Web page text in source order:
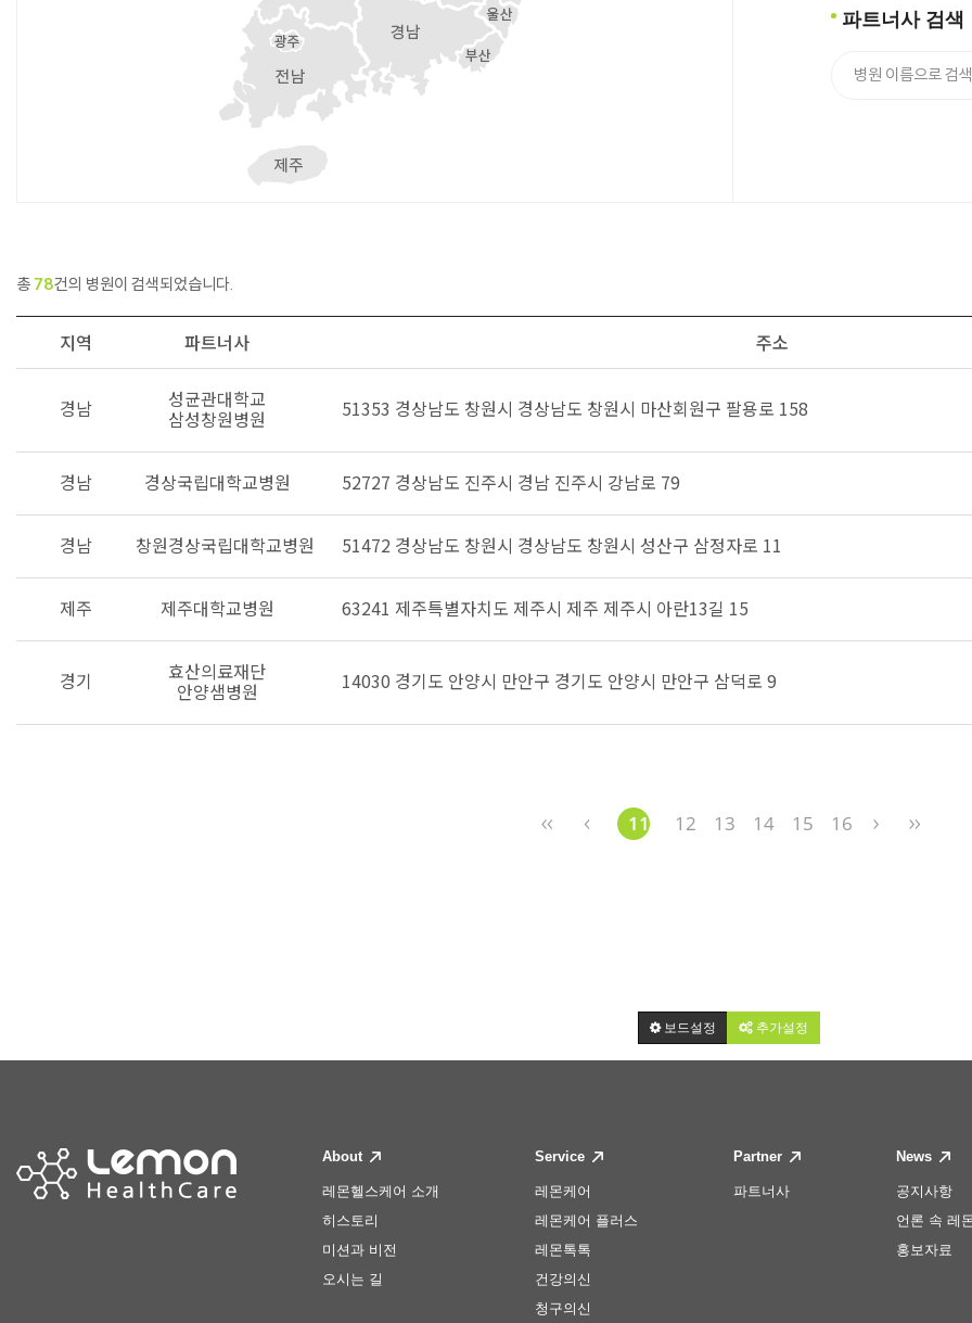
파트너사 검색
총 78건의 병원이 검색되었습니다.
지역 파트너사 주소
경남 성균관대학교
삼성창원병원 51353 경상남도 창원시 경상남도 창원시 마산회원구 팔용로 158
경남 경상국립대학교병원 52727 경상남도 진주시 경남 진주시 강남로 79
경남 창원경상국립대학교병원 51472 경상남도 창원시 경상남도 창원시 성산구 삼정자로 11
제주 제주대학교병원 63241 제주특별자치도 제주시 제주 제주시 아란13길 15
경기 효산의료재단
안양샘병원 14030 경기도 안양시 만안구 경기도 안양시 만안구 삼덕로 9
11 12 13 14 15 16
보드설정 추가설정
About
레몬헬스케어 소개
히스토리
미션과 비전
오시는 길
Service
레몬케어
레몬케어 플러스
레몬톡톡
건강의신
청구의신
Partner
파트너사
News
공지사항
언론 속 레
홍보자료